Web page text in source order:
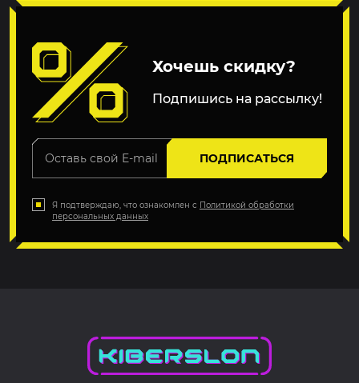
Хочешь скидку?
Подпишись на рассылку!
ПОДПИСАТЬСЯ
Я подтверждаю, что ознакомлен с Политикой обработки
персональных данных